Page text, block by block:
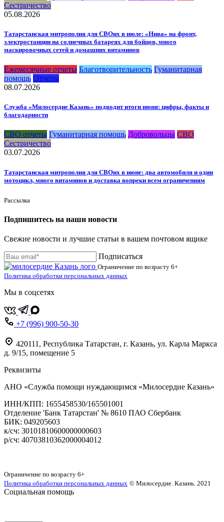
Сестричество
05.08.2026
Татарстанская митрополия для СВОих в июле: «Нива» на фронт,
электростанции на солнечных батареях для бойцов, много
маскировочных сетей и домашних витаминов
Ежемесячные отчеты Благотворительность Гуманитарная
помощь Отчеты
08.07.2026
Служба «Милосердие Казань» подводит итоги июня: цифры, факты и
благодарности
СВО отчеты Гуманитарная помощь Добровольцы СВО
Сестричество
03.07.2026
Татарстанская митрополия для СВОих в июне: два автомобиля и один
мотоцикл, много витаминов и доставка вопреки всем ограничениям
Рассылка
Подпишитесь на наши новости
Свежие новости и лучшие статьи в вашем почтовом ящике
Подписаться
Ограничение по возрасту 6+
Политика обработки персональных данных
Мы в соцсетях
+7 (996) 900-50-30
420111 , Республика Татарстан, г. Казань, ул. Карла Маркса
д. 9/15, помещение 5
Реквизиты
АНО «Служба помощи нуждающимся «Милосердие Казань»
‌ИНН/КПП: 1655458530/165501001
Отделение 'Банк Татарстан' № 8610 ПАО Сбербанк
БИК: 049205603
‌к/сч: 30101810600000000603
р/сч: 40703810362000004012
Ограничение по возрасту 6+
Политика обработки персональных данных © Милосердие. Казань. 2021
Социальная помощь